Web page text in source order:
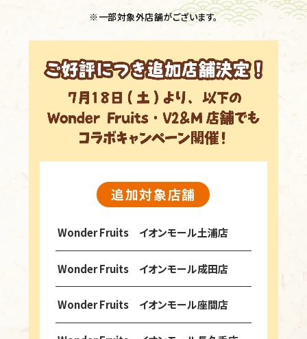
※一部対象外店舗がございます。
追加対象店舗
Wonder Fruits イオンモール土浦店
Wonder Fruits イオンモール成田店
Wonder Fruits イオンモール座間店